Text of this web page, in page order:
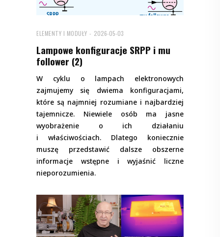
ELEMENTY I MODUŁY 2026-05-03
Lampowe konfiguracje SRPP i mu
follower (2)
W cyklu o lampach elektronowych
zajmujemy się dwiema konfiguracjami,
które są najmniej rozumiane i najbardziej
tajemnicze. Niewiele osób ma jasne
wyobrażenie o ich działaniu
i właściwościach. Dlatego koniecznie
muszę przedstawić dalsze obszerne
informacje wstępne i wyjaśnić liczne
nieporozumienia.